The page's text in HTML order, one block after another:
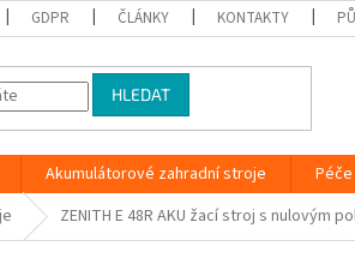
GDPR ČLÁNKY KONTAKTY
HLEDAT
Akumulátorové zahradní stroje
ZENITH E 48R AKU žací stroj s nulovým